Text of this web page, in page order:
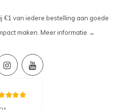
€1 van iedere bestelling aan goede
maken. Meer informatie →